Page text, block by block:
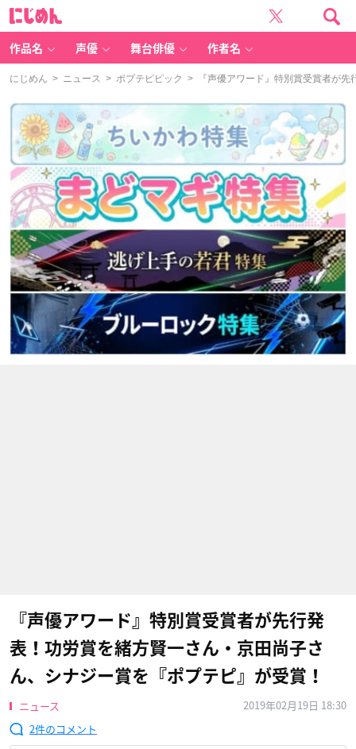
作品名 声優 舞台俳優 作者名
にじめん > ニュース > ポプテピピック > 『声優アワード』特別賞受賞者が先
『声優アワード』特別賞受賞者が先行発
表！功労賞を緒方賢一さん・京田尚子さ
ん、シナジー賞を『ポプテピ』が受賞！
ニュース
2019年02月19日 18:30
2